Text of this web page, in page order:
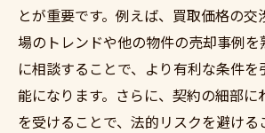
とが重要です。例えば、買取価格の
場のトレンドや他の物件の売却事例を
に相談することで、より有利な条件
能になります。さらに、契約の細部に
を受けることで、法的リスクを避ける